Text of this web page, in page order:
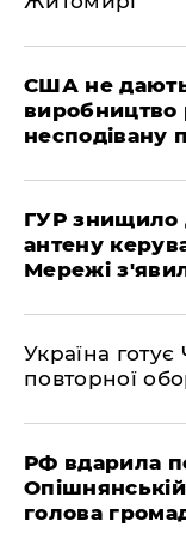
США не дають
виробництво
несподівану
ГУР знищило
антену
Мережі
Україна
повторної
РФ вдарила
голова